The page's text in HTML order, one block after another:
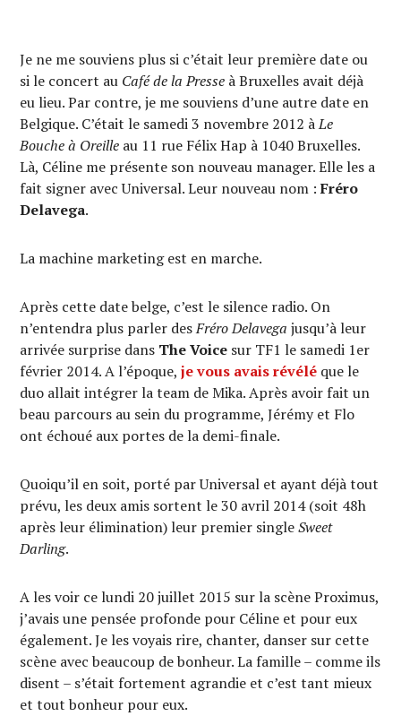
Je ne me souviens plus si c’était leur première date ou
si le concert au Café de la Presse à Bruxelles avait déjà
eu lieu. Par contre, je me souviens d’une autre date en
Belgique. C’était le samedi 3 novembre 2012 àLe
Bouche à Oreille au 11 rue Félix Hap à 1040 Bruxelles.
Là, Céline me présente son nouveau manager. Elle les a
fait signer avec Universal. Leur nouveau nom :Fréro
Delavega.
La machine marketing est en marche.
Après cette date belge, c’est le silence radio. On
n’entendra plus parler desFréro Delavega jusqu’à leur
arrivée surprise dans The Voice sur TF1 le samedi 1er
février 2014. A l’époque,je vous avais révélé que le
duo allait intégrer la team de Mika. Après avoir fait un
beau parcours au sein du programme, Jérémy et Flo
ont échoué aux portes de la demi-finale.
Quoiqu’il en soit, porté par Universal et ayant déjà tout
prévu, les deux amis sortent le 30 avril 2014 (soit 48h
après leur élimination) leur premier singleSweet
Darling.
A les voir ce lundi 20 juillet 2015 sur la scène Proximus,
j’avais une pensée profonde pour Céline et pour eux
également. Je les voyais rire, chanter, danser sur cette
scène avec beaucoup de bonheur. La famille – comme ils
disent – s’était fortement agrandie et c’est tant mieux
et tout bonheur pour eux.